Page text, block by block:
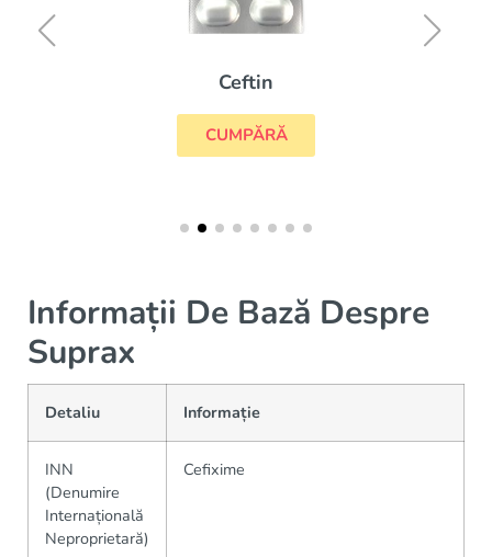
Ceftin
CUMPĂRĂ
Informații De Bază Despre
Suprax
Detaliu Informație
INN
(Denumire
Internațională
Neproprietară)
Cefixime